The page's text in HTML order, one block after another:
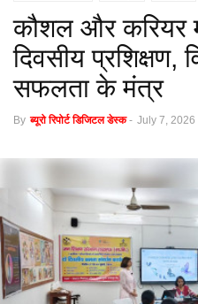
मनोरंजन (Entertainment) राशिफल / ज्योतिष
कौशल और करियर
दिवसीय प्रशिक्षण,
सफलता के मंत्र
By ब्यूरो रिपोर्ट डिजिटल डेस्क - July 7, 2026